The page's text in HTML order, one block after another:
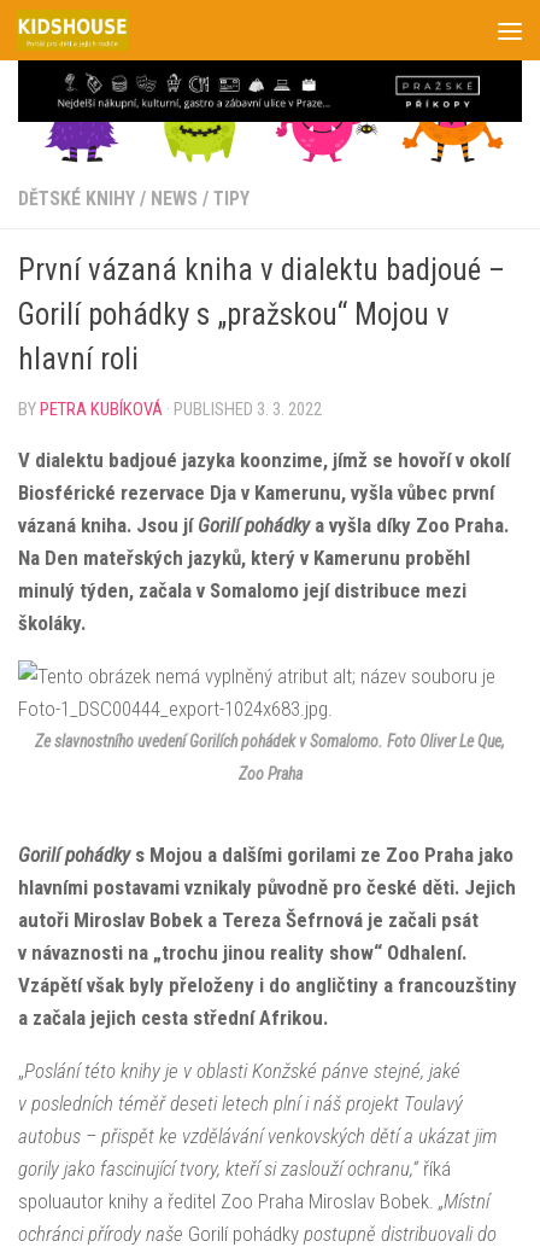
Skip to content
DĚTSKÉ KNIHY / NEWS / TIPY
První vázaná kniha v dialektu badjoué –
Gorilí pohádky s „pražskou“ Mojou v
hlavní roli
BYPETRA KUBÍKOVÁ · PUBLISHED 3. 3. 2022
V dialektu badjoué jazyka koonzime, jímž se hovoří v okolí
Biosférické rezervace Dja v Kamerunu, vyšla vůbec první
vázaná kniha. Jsou jíGorilí pohádky a vyšla díky Zoo Praha.
Na Den mateřských jazyků, který v Kamerunu proběhl
minulý týden, začala v Somalomo její distribuce mezi
školáky.
Ze slavnostního uvedeníGorilích pohádekv Somalomo. Foto Oliver Le Que,
Zoo Praha
Gorilí pohádkys Mojou a dalšími gorilami ze Zoo Praha jako
hlavními postavami vznikaly původně pro české děti. Jejich
autoři Miroslav Bobek a Tereza Šefrnová je začali psát
v návaznosti na „trochu jinou reality show“ Odhalení.
Vzápětí však byly přeloženy i do angličtiny a francouzštiny
a začala jejich cesta střední Afrikou.
„Poslání této knihy je v oblasti Konžské pánve stejné, jaké
v posledních téměř deseti letech plní i náš projekt Toulavý
autobus – přispět ke vzdělávání venkovských dětí a ukázat jim
gorily jako fascinující tvory, kteří si zaslouží ochranu,“ říká
spoluautor knihy a ředitel Zoo Praha Miroslav Bobek. „Místní
ochránci přírody naše Gorilí pohádky postupně distribuovali do